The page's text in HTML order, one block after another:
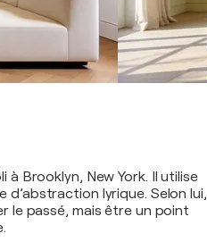
Brooklyn, New York. Il utilise
lyrique. Selon lui,
le passé, mais être un point